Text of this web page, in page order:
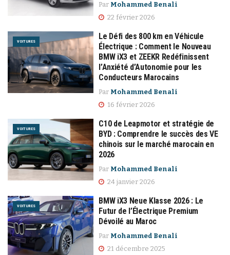
Par Mohammed Benali
22 février 2026
VOITURES
Le Défi des 800 km en Véhicule
Électrique : Comment le Nouveau
BMW iX3 et ZEEKR Redéfinissent
l’Anxiété d’Autonomie pour les
Conducteurs Marocains
Par Mohammed Benali
16 février 2026
VOITURES
C10 de Leapmotor et stratégie de
BYD : Comprendre le succès des VE
chinois sur le marché marocain en
2026
Par Mohammed Benali
24 janvier 2026
VOITURES
BMW iX3 Neue Klasse 2026 : Le
Futur de l’Électrique Premium
Dévoilé au Maroc
Par Mohammed Benali
21 décembre 2025